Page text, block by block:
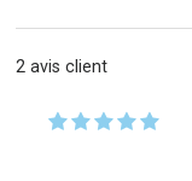
2 avis client